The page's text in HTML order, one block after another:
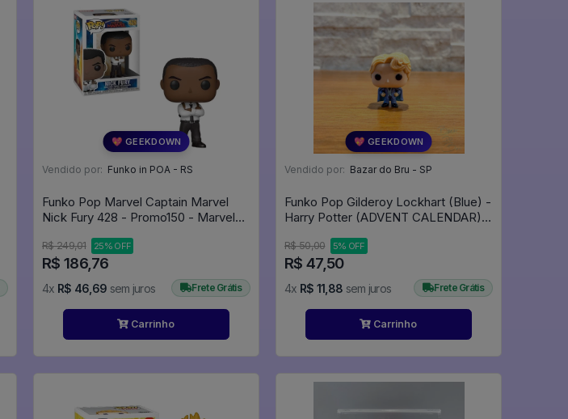
💖 GEEKDOWN
Vendido por: Funko in POA - RS
Funko Pop Marvel Captain Marvel
Nick Fury 428 - Promo150 - Marvel
R$ 249,01 25% OFF
R$ 186,76
4x R$ 46,69 sem juros Frete Grátis
Carrinho
💖 GEEKDOWN
Vendido por: Bazar do Bru - SP
Funko Pop Gilderoy Lockhart (Blue) -
Harry Potter (ADVENT CALENDAR) -
R$ 50,00 5% OFF
R$ 47,50
4x R$ 11,88 sem juros Frete Grátis
Carrinho